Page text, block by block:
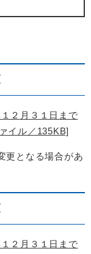
２月３１日まで
イル／135KB]
更となる場合があ
２月３１日まで